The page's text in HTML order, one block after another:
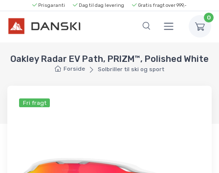
Prisgaranti Dag til dag levering Gratis fragt over 999,-
0
Oakley Radar EV Path, PRIZM™, Polished White
Forside Solbriller til ski og sport
Fri fragt